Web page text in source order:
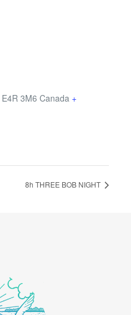
E4R 3M6 Canada +
8h THREE BOB NIGHT